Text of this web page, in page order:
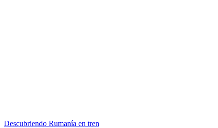
Descubriendo Rumanía en tren